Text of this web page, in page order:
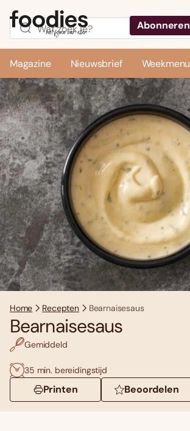
Abonneren
Magazine Nieuwsbrief Weekmenu
Home Recepten Bearnaisesaus
Bearnaisesaus
Gemiddeld
35 min. bereidingstijd
Printen Beoordelen